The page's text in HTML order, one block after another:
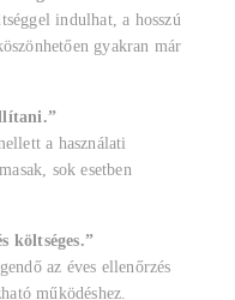
indulhat, a hosszú
gyakran már
a használati
sok esetben
költséges.”
az éves ellenőrzés
működéshez.